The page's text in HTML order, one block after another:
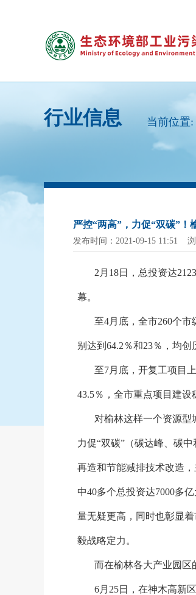
行业信息 当前位置:
严控“两高”，力促“双碳”！
发布时间：2021-09-15 11:51
2月18日，总投资达
幕。
至4月底，全市260个
别达到64.2％和23％，均创
至7月底，开复工项目
43.5％，全市重点项目建设
对榆林这样一个资源型
力促“双碳”（碳达峰、碳
再造和节能减排技术改造
中40多个总投资达7000多
量无疑更高，同时也彰显
毅战略定力。
而在榆林各大产业园区
6月25日，在神木高新